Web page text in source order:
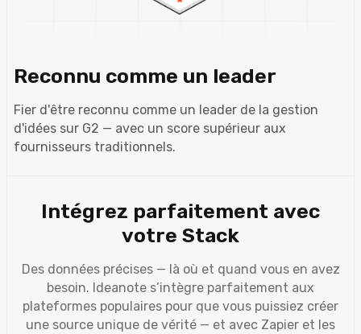
Reconnu comme un leader
Fier d'être reconnu comme un leader de la gestion
d'idées sur G2 — avec un score supérieur aux
fournisseurs traditionnels.
Intégrez parfaitement avec
votre Stack
Des données précises — là où et quand vous en avez
besoin. Ideanote s’intègre parfaitement aux
plateformes populaires pour que vous puissiez créer
une source unique de vérité — et avec Zapier et les